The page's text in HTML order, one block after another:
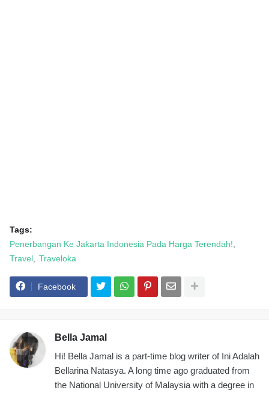
Tags:
Penerbangan Ke Jakarta Indonesia Pada Harga Terendah!
Travel
Traveloka
Facebook
Bella Jamal
Hi! Bella Jamal is a part-time blog writer of Ini Adalah
Bellarina Natasya. A long time ago graduated from
the National University of Malaysia with a degree in